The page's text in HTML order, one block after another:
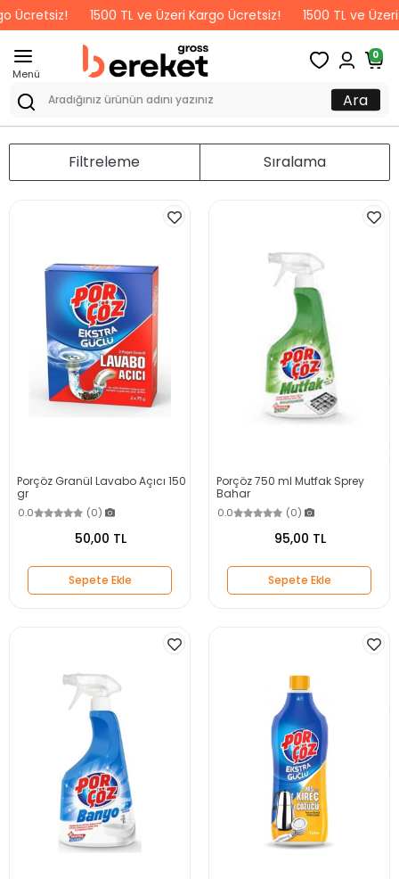
Ücretsiz! 1500 TL ve Üzeri Kargo Ücretsiz! 1500 TL ve
Menü
0
Ara
Filtreleme Sıralama
Porçöz Granül Lavabo Açıcı 150
gr
0.0 (0)
50,00 TL
Sepete Ekle
Porçöz 750 ml Mutfak Sprey
Bahar
0.0 (0)
95,00 TL
Sepete Ekle